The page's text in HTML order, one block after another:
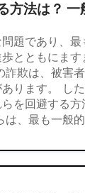
方法は？
題であり、
とともにます
詐欺は、被害
ります。 し
を回避する方
は、最も一般